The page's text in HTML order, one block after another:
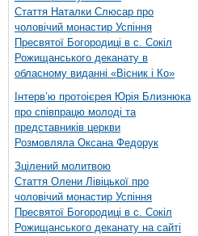
Стаття Наталки Слюсар про
чоловічий монастир Успіння
Пресвятої Богородиці в с. Сокіл
Рожищанського деканату в
обласному виданні «Вісник і Ко»
Інтерв’ю протоієрея Юрія Близнюка
про співпрацю молоді та
представників церкви
Розмовляла Оксана Федорук
Зцілений молитвою
Стаття Олени Лівіцької про
чоловічий монастир Успіння
Пресвятої Богородиці в с. Сокіл
Рожищанського деканату на сайті